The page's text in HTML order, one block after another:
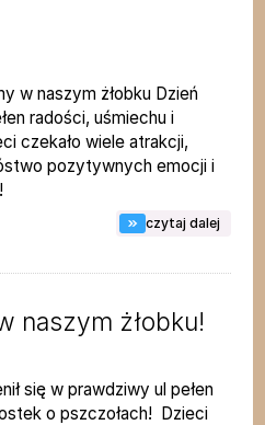
w naszym żłobku Dzień
radości, uśmiechu i
czekało wiele atrakcji,
pozytywnych emocji i
czytaj dalej
naszym żłobku!
się w prawdziwy ul pełen
o pszczołach! Dzieci